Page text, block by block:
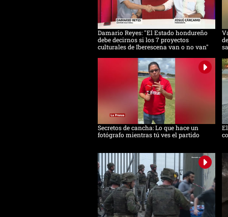
Damario Reyes: "El Estado hondureño
debe decirnos si los 7 proyectos
culturales de Iberescena van o no van"
Secretos de cancha: Lo que hace un
fotógrafo mientras tú ves el partido